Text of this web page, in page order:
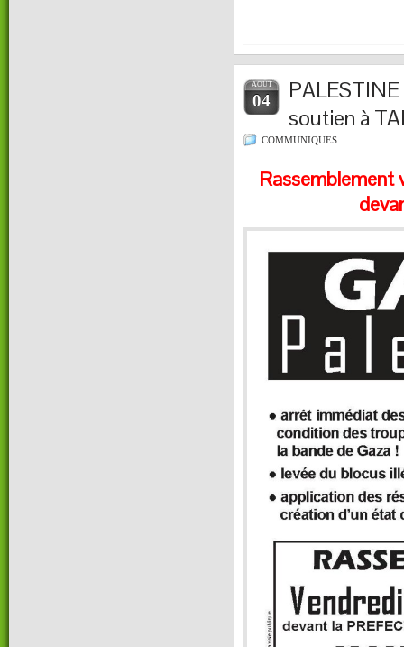
AOÛT
04
soutien à
COMMUNIQUES
Rassemblement